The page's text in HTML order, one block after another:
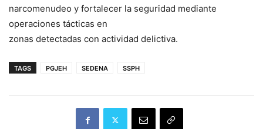
narcomenudeo y fortalecer la seguridad mediante
operaciones tácticas en
zonas detectadas con actividad delictiva.
TAGS PGJEH SEDENA SSPH